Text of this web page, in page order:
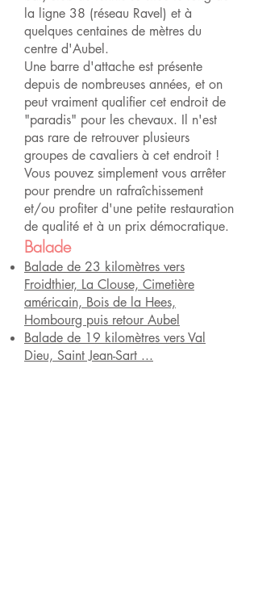
la ligne 38 (réseau Ravel) et à
quelques centaines de mètres du
centre d'Aubel.
Une barre d'attache est présente
depuis de nombreuses années, et on
peut vraiment qualifier cet endroit de
"paradis" pour les chevaux. Il n'est
pas rare de retrouver plusieurs
groupes de cavaliers à cet endroit !
Vous pouvez simplement vous arrêter
pour prendre un rafraîchissement
et/ou profiter d'une petite restauration
de qualité et à un prix démocratique.
Balade
Balade de 23 kilomètres vers
Froidthier, La Clouse, Cimetière
américain, Bois de la Hees,
Hombourg puis retour Aubel
Balade de 19 kilomètres vers Val
Dieu, Saint Jean-Sart ...